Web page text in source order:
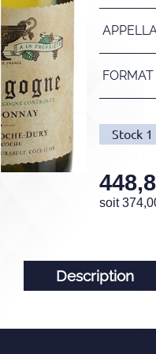
FORMAT
Stock 1
soit
Description